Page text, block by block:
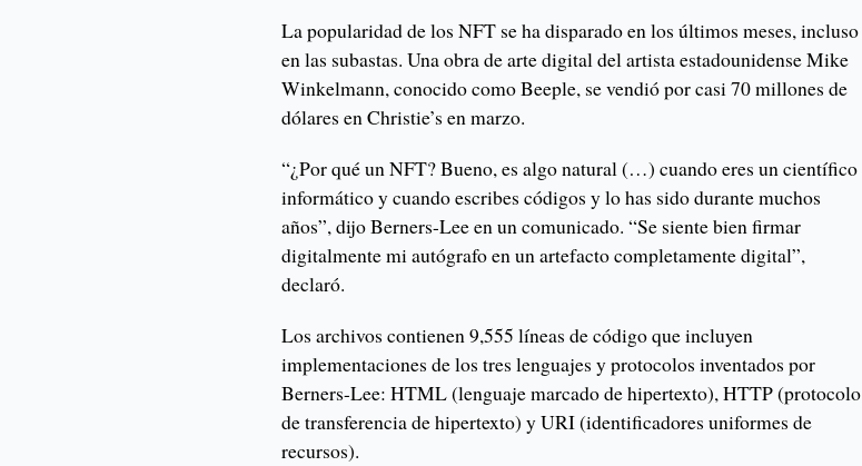
La popularidad de los NFT se ha disparado en los últimos meses, incluso
en las subastas. Una obra de arte digital del artista estadounidense Mike
Winkelmann, conocido como Beeple, se vendió por casi 70 millones de
dólares en Christie’s en marzo.
“¿Por qué un NFT? Bueno, es algo natural (…) cuando eres un científico
informático y cuando escribes códigos y lo has sido durante muchos
años”, dijo Berners-Lee en un comunicado. “Se siente bien firmar
digitalmente mi autógrafo en un artefacto completamente digital”,
declaró.
Los archivos contienen 9,555 líneas de código que incluyen
implementaciones de los tres lenguajes y protocolos inventados por
Berners-Lee: HTML (lenguaje marcado de hipertexto), HTTP (protocolo
de transferencia de hipertexto) y URI (identificadores uniformes de
recursos).